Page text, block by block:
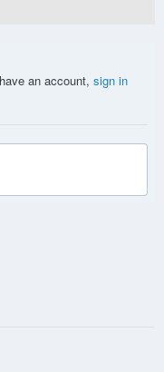
an account, sign in